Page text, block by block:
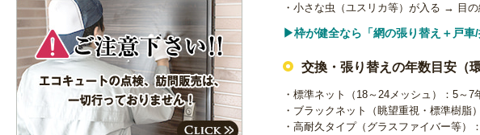
・小さな虫（ユスリカ等）が入る → 目
▶枠が健全なら「網の張り替え＋戸
交換・張り替えの年数目安（環
・標準ネット（18～24メッシュ）：5～7
・ブラックネット（眺望重視・標準樹脂
・高耐久タイプ（グラスファイバー等）